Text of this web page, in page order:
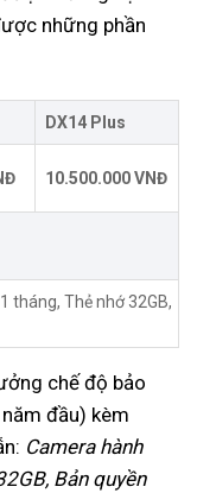
những phần
DX14 Plus
10.500.000 VNĐ
tháng, Thẻ nhớ 32GB,
chế độ bảo
đầu) kèm
Camera hành
Bản quyền